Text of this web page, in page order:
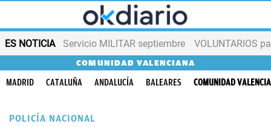
ES NOTICIA Servicio MILITAR septiembre VOLUNTARIOS
COMUNIDAD VALENCIANA
MADRID CATALUÑA ANDALUCÍA BALEARES COMUNIDAD
POLICÍA NACIONAL